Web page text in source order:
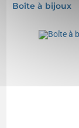
Boîte à bijoux